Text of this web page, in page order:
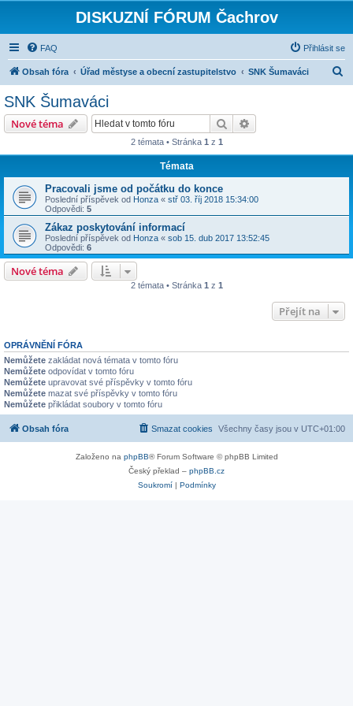
DISKUZNÍ FÓRUM Čachrov
FAQ Přihlásit se
Obsah fóra Úřad městyse a obecní zastupitelstvo SNK Šumaváci
SNK Šumaváci
Nové téma Hledat
2 témata • Stránka 1 z 1
Témata
Pracovali jsme od počátku do konce
Poslední příspěvek od Honza « stř 03. říj 2018 15:34:00
Odpovědi: 5
Zákaz poskytování informací
Poslední příspěvek od Honza « sob 15. dub 2017 13:52:45
Odpovědi: 6
Nové téma
2 témata • Stránka 1 z 1
Přejít na
OPRÁVNĚNÍ FÓRA
Nemůžete zakládat nová témata v tomto fóru
Nemůžete odpovídat v tomto fóru
Nemůžete upravovat své příspěvky v tomto fóru
Nemůžete mazat své příspěvky v tomto fóru
Nemůžete přikládat soubory v tomto fóru
Obsah fóra Všechny časy jsou v UTC+01:00
Smazat cookies
Založeno na phpBB® Forum Software © phpBB Limited
Český překlad – phpBB.cz
Soukromí| Podmínky